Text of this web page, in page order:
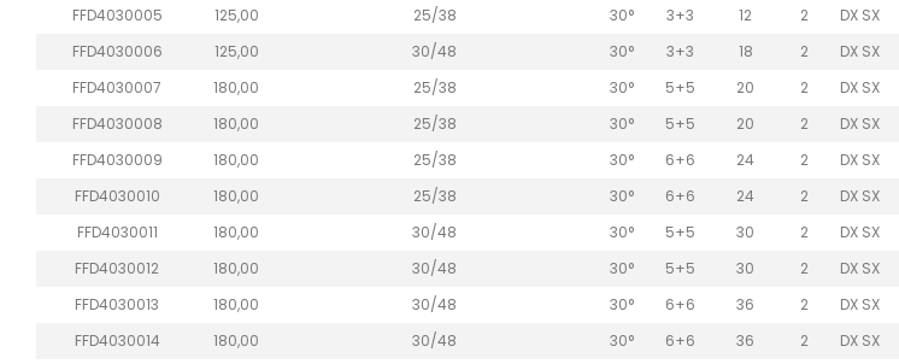
FFD4030005
125,00 25/38 30° 3+3 12 2 DX SX
FFD4030006
125,00 30/48 30° 3+3 18 2 DX SX
FFD4030007
180,00 25/38 30° 5+5 20 2 DX SX
FFD4030008
180,00 25/38 30° 5+5 20 2 DX SX
FFD4030009
180,00 25/38 30° 6+6 24 2 DX SX
FFD4030010
180,00 25/38 30° 6+6 24 2 DX SX
FFD4030011
180,00 30/48 30° 5+5 30 2 DX SX
FFD4030012
180,00 30/48 30° 5+5 30 2 DX SX
FFD4030013
180,00 30/48 30° 6+6 36 2 DX SX
FFD4030014
180,00 30/48 30° 6+6 36 2 DX SX